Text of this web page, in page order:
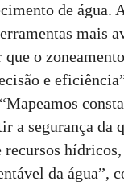
de água.
mais
que o
e
a segurança da
recursos
da água”,